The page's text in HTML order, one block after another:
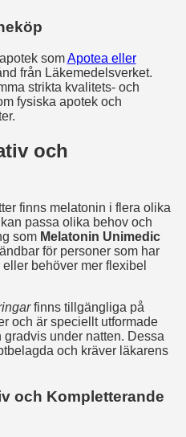
somApotea eller
från Läkemedelsverket.
strikta kvalitets- och
fysiska apotek och
och
finns melatonin i flera olika
passa olika behov och
som Melatonin Unimedic
för personer som har
behöver mer flexibel
finns tillgängliga på
och är speciellt utformade
gradvis under natten. Dessa
och kräver läkarens
och Kompletterande